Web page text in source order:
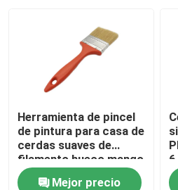
Visita a la fábrica
Control de Calidad
Contacto
noticias
Herramienta de pincel
de pintura para casa de
cerdas suaves de
filamento hueco mango
de plástico
Mejor precio